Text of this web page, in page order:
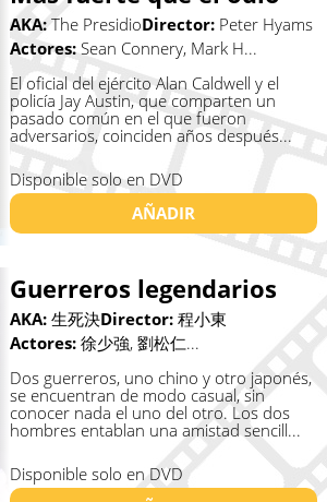
AKA:The PresidioDirector: Peter Hyams
Actores: Sean Connery, Mark H...
El oficial del ejército Alan Caldwell y el
policía Jay Austin, que comparten un
pasado común en el que fueron
adversarios, coinciden años después...
Disponible solo en DVD
AÑADIR
Guerreros legendarios
AKA: 生死決Director: 程小東
Actores: 徐少強, 劉松仁...
Dos guerreros, uno chino y otro japonés,
se encuentran de modo casual, sin
conocer nada el uno del otro. Los dos
hombres entablan una amistad sencill...
Disponible solo en DVD